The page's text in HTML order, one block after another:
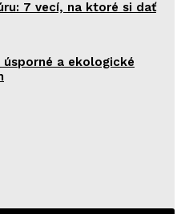
7 vecí, na ktoré si dať
a ekologické